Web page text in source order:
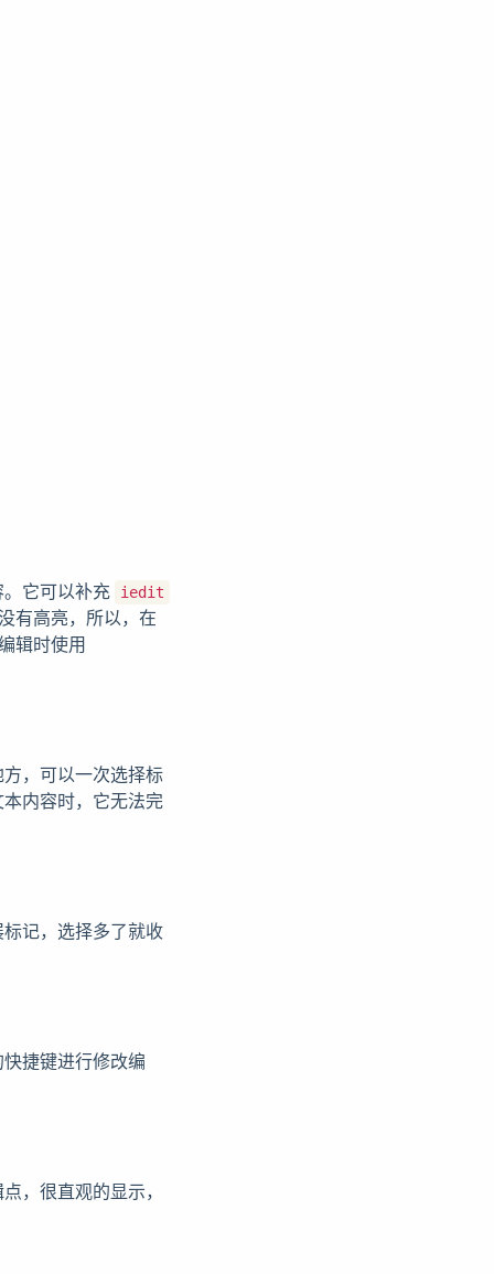
它可以补充 iedit
有高亮，所以，在
辑时使用
，可以一次选择标
内容时，它无法完
记，选择多了就收
捷键进行修改编
，很直观的显示，